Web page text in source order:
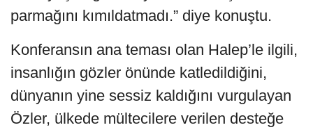
parmağını kımıldatmadı.” diye konuştu.
Konferansın ana teması olan Halep’le ilgili,
insanlığın gözler önünde katledildiğini,
dünyanın yine sessiz kaldığını vurgulayan
Özler, ülkede mültecilere verilen desteğe